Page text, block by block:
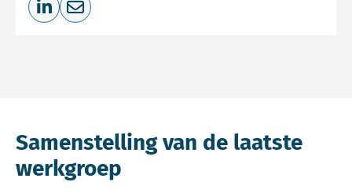
Deel op LinkedIn
Deel via e-mail
Samenstelling van de laatste
werkgroep